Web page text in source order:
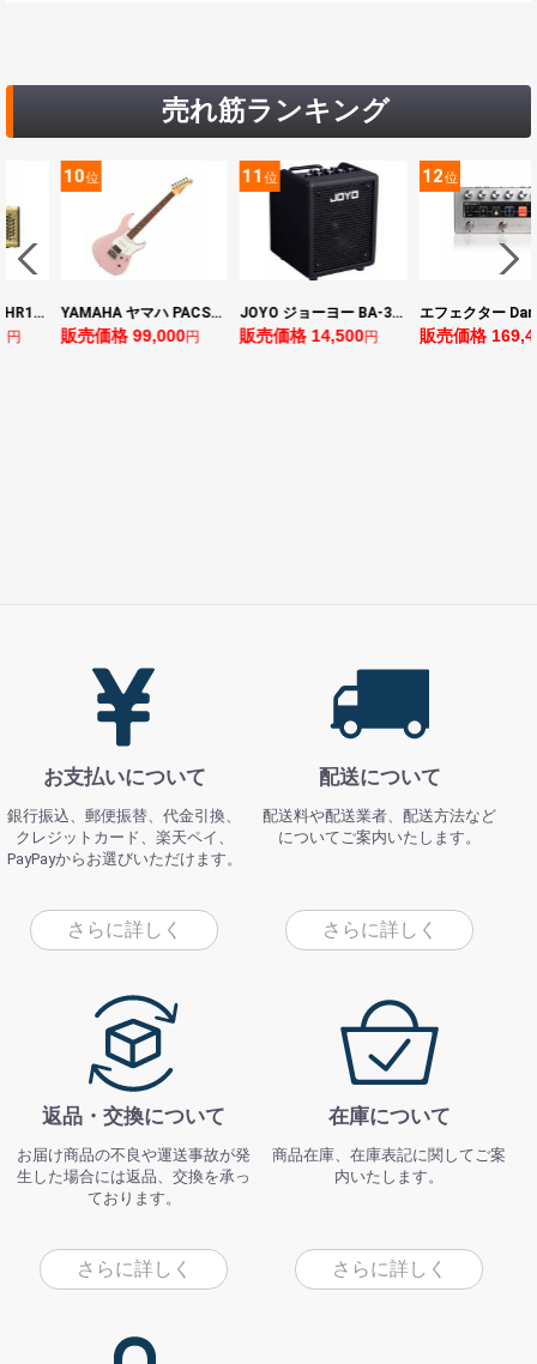
売れ筋ランキング
ヤマハ YAMAHA THR10II 小型ギターアンプ
円
10位
YAMAHA ヤマハ PACS+12 ASP Pacifica Standard Plus パシフィカスタンダードプラス エレキギター
販売価格 99,000円
11位
JOYO ジョーヨー BA-30 VIBE CUBE BLK 30W 小型ベースアンプ Bluetooth+OTGオーディオI/F搭載
販売価格 14,500円
12位
販売価格
お支払いについて
銀行振込、郵便振替、代金引換、
クレジットカード、楽天ペイ、
PayPayからお選びいただけます。
さらに詳しく
配送について
配送料や配送業者、配送方法など
についてご案内いたします。
さらに詳しく
返品・交換について
お届け商品の不良や運送事故が発
生した場合には返品、交換を承っ
ております。
さらに詳しく
在庫について
商品在庫、在庫表記に関してご案
内いたします。
さらに詳しく